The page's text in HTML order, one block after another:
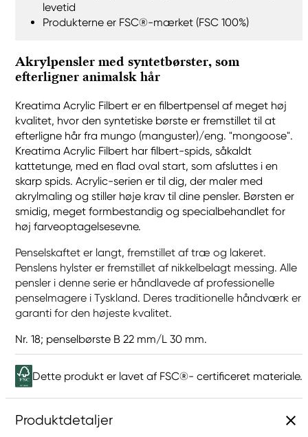
levetid
Produkterne er FSC®-mærket (FSC 100%)
Akrylpensler med syntetbørster, som
efterligner animalsk hår
Kreatima Acrylic Filbert er en filbertpensel af meget høj
kvalitet, hvor den syntetiske børste er fremstillet til at
efterligne hår fra mungo (manguster)/eng. "mongoose".
Kreatima Acrylic Filbert har filbert-spids, såkaldt
kattetunge, med en flad oval start, som afsluttes i en
skarp spids. Acrylic-serien er til dig, der maler med
akrylmaling og stiller høje krav til dine pensler. Børsten er
smidig, meget formbestandig og specialbehandlet for
høj farveoptagelsesevne.
Penselskaftet er langt, fremstillet af træ og lakeret.
Penslens hylster er fremstillet af nikkelbelagt messing. Alle
pensler i denne serie er håndlavede af professionelle
penselmagere i Tyskland. Deres traditionelle håndværk er
garanti for den højeste kvalitet.
Nr. 18; penselbørste B 22 mm/L 30 mm.
Dette produkt er lavet af FSC®- certificeret materiale.
Produktdetaljer